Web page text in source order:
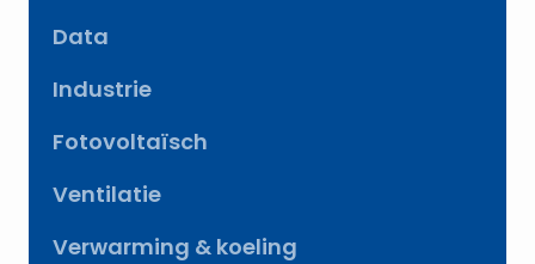
Data
Industrie
Fotovoltaïsch
Ventilatie
Verwarming & koeling